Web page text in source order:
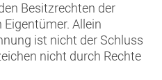
Besitzrechten der
Allein
ist nicht der Schluss
nicht durch Rechte